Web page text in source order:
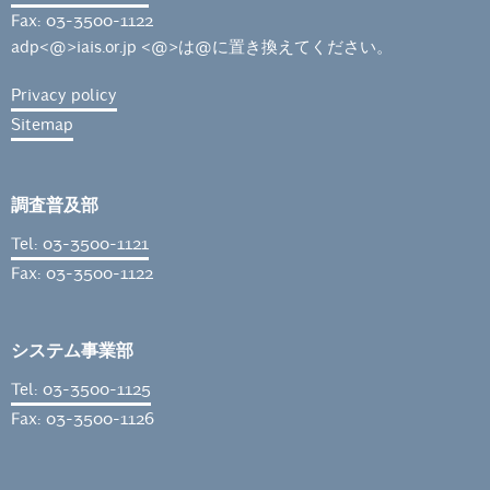
Fax: 03-3500-1122
adp<@>iais.or.jp <@>は@に置き換えてください。
Privacy policy
Sitemap
調査普及部
Tel: 03-3500-1121
Fax: 03-3500-1122
システム事業部
Tel: 03-3500-1125
Fax: 03-3500-1126